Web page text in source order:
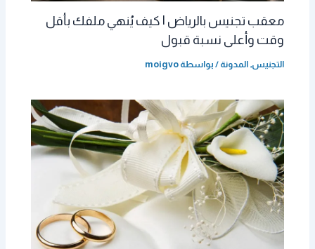
معقب تجنيس بالرياض | كيف يُنهي ملفك بأقل
وقت وأعلى نسبة قبول
التجنيس,المدونة / بواسطة moigvo